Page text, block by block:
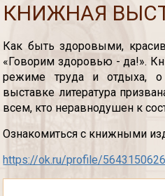
КНИЖНАЯ
Как быть здоровыми,
«Говорим здоровью - да!».
режиме труда и отдыха, о
выставке литература
всем, кто неравнодушен к
Ознакомиться с книжными
https://ok.ru/profile/